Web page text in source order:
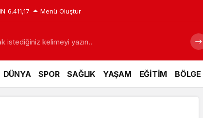
6.411,17 Menü Oluştur
istediğiniz kelimeyi yazın..
DÜNYA SPOR SAĞLIK YAŞAM EĞİTİM BÖLGE